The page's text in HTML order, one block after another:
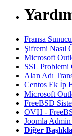
Fransa
Şifremi Nasıl
Microsoft
SSL Problemi
Alan Adı
Centos Ek İp
Microsoft
FreeBSD
OVH -
Joomla Admin
Diğer